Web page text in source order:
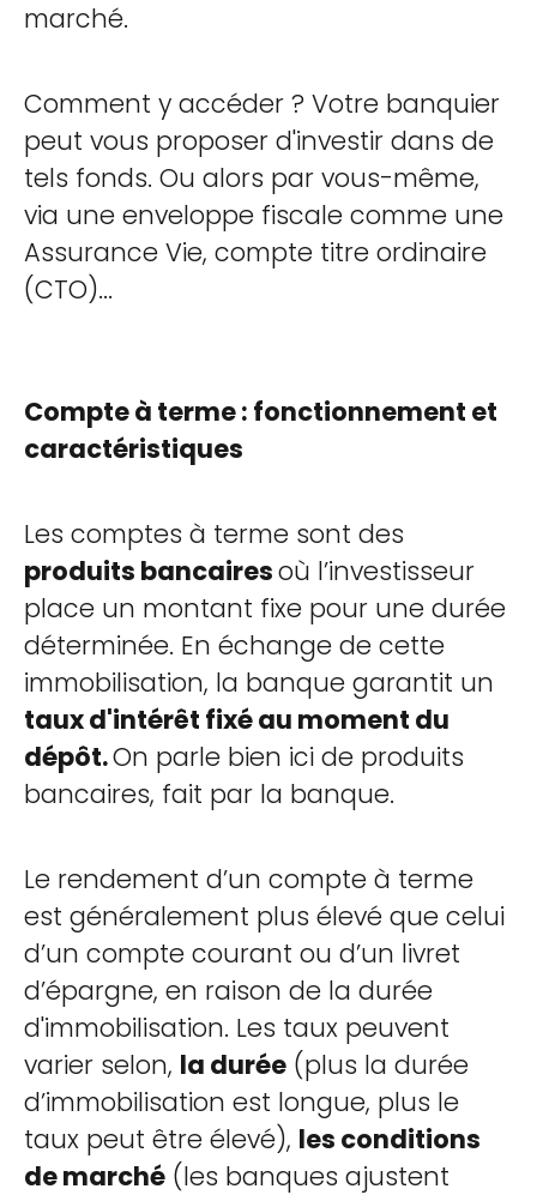
marché.
Comment y accéder ? Votre banquier
peut vous proposer d'investir dans de
tels fonds. Ou alors par vous-même,
via une enveloppe fiscale comme une
Assurance Vie, compte titre ordinaire
(CTO)...
Compte à terme : fonctionnement et
caractéristiques
Les comptes à terme sont des
produits bancairesoù l’investisseur
place un montant fixe pour une durée
déterminée. En échange de cette
immobilisation, la banque garantit un
taux d'intérêt fixé au moment du
dépôt.On parle bien ici de produits
bancaires, fait par la banque.
Le rendement d’un compte à terme
est généralement plus élevé que celui
d’un compte courant ou d’un livret
d’épargne, en raison de la durée
d'immobilisation. Les taux peuvent
varier selon, la durée (plus la durée
d’immobilisation est longue, plus le
taux peut être élevé), les conditions
de marché (les banques ajustent